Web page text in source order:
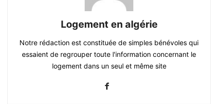
Logement en algérie
Notre rédaction est constituée de simples bénévoles qui
essaient de regrouper toute l'information concernant le
logement dans un seul et même site